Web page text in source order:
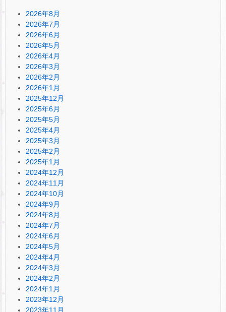
2026年8月
2026年7月
2026年6月
2026年5月
2026年4月
2026年3月
2026年2月
2026年1月
2025年12月
2025年6月
2025年5月
2025年4月
2025年3月
2025年2月
2025年1月
2024年12月
2024年11月
2024年10月
2024年9月
2024年8月
2024年7月
2024年6月
2024年5月
2024年4月
2024年3月
2024年2月
2024年1月
2023年12月
2023年11月